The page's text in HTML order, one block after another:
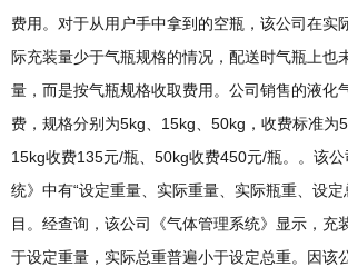
费用。对于从用户手中拿到的空瓶，该公司在实
际充装量少于气瓶规格的情况，配送时气瓶上也
量，而是按气瓶规格收取费用。公司销售的液化
费，规格分别为5kg、15kg、50kg，收费标准为
15kg收费135元/瓶、50kg收费450元/瓶。。该
统》中有“设定重量、实际重量、实际瓶重、设定
目。经查询，该公司《气体管理系统》显示，充
于设定重量，实际总重普遍小于设定总重。因该